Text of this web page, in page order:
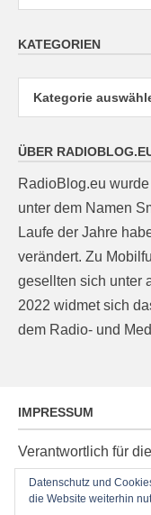
KATEGORIEN
ÜBER
RadioBlog.eu
unter dem Namen
Laufe der Jahre
verändert. Zu
gesellten sich unter
2022 widmet sich
dem Radio- und
IMPRESSUM
Verantwortlich für
Ziegelacker 20, D-
post@radioblog.eu
Datenschutz und
die Website weiterhin